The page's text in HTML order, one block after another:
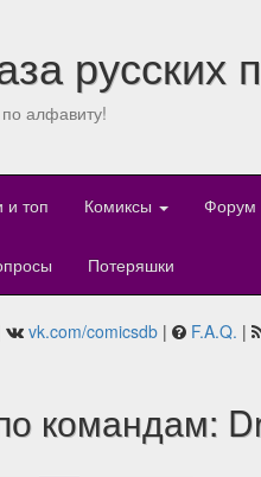
русских
алфавиту!
и топ Комиксы Форум
Потеряшки
vk.com/comicsdb | F.A.Q. |
командам: